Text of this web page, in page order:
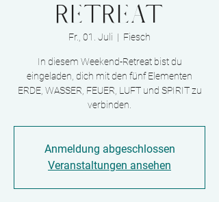
RETREAT
Fr., 01. Juli
  |
Fiesch
In diesem Weekend-Retreat bist du
eingeladen, dich mit den fünf Elementen
ERDE, WASSER, FEUER, LUFT und SPIRIT zu
verbinden.
Anmeldung abgeschlossen
Veranstaltungen ansehen